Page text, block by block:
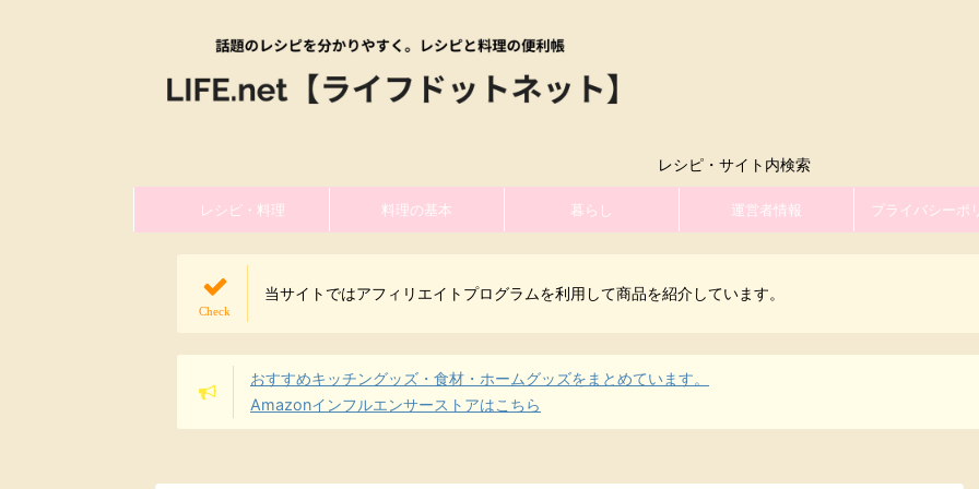
レシピ・サイト内検索
レシピ・料理 料理の基本 暮らし 運営者情報 プライバシーポ
当サイトではアフィリエイトプログラムを利用して商品を紹介しています。
おすすめキッチングッズ・食材・ホームグッズをまとめています。
Amazonインフルエンサーストアはこちら